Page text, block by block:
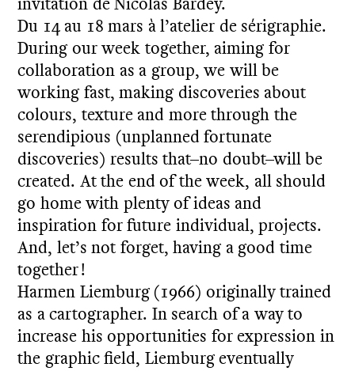
Du 14 au 18 mars à l’atelier de sérigraphie.
During our week together, aiming for
collaboration as a group, we will be
working fast, making discoveries about
colours, texture and more through the
serendipious (unplanned fortunate
discoveries) results that–no doubt–will be
created. At the end of the week, all should
go home with plenty of ideas and
inspiration for future individual, projects.
And, let’s not forget, having a good time
together !
Harmen Liemburg (1966) originally trained
as a cartographer. In search of a way to
increase his opportunities for expression in
the graphic field, Liemburg eventually